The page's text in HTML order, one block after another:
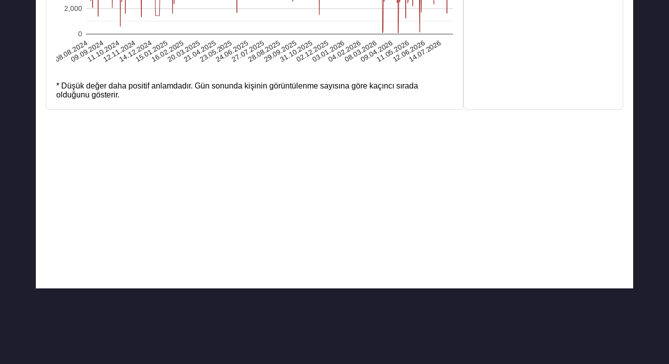
08.08.2024
09.09.2024
11.10.2024
12.11.2024
14.12.2024
15.01.2025
16.02.2025
20.03.2025
21.04.2025
23.05.2025
24.06.2025
27.07.2025
28.08.2025
29.09.2025
31.10.2025
02.12.2025
03.01.2026
04.02.2026
08.03.2026
09.04.2026
11.05.2026
12.06.2026
14.07.2026
0
2,000
* Düşük değer daha positif anlamdadır. Gün sonunda kişinin görüntülenme sayısına göre kaçıncı sırada
olduğunu gösterir.